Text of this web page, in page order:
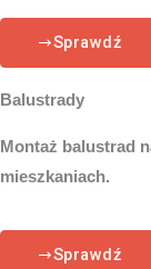
Sprawdź
Balustrady
Montaż balustrad
mieszkaniach.
Sprawdź